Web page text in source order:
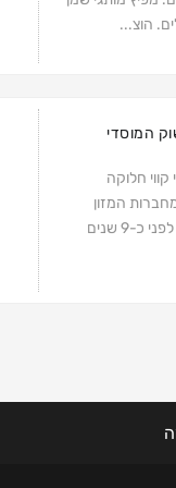
הוצ...
המוסדי
חלוקה
המזון
המובילות במשק הישראלי. העסק הוקם לפני כ-9 שנים